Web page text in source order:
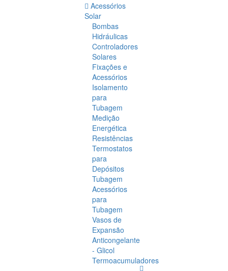
Acessórios
Solar
Bombas
Hidráulicas
Controladores
Solares
Fixações e
Acessórios
Isolamento
para
Tubagem
Medição
Energética
Resistências
Termostatos
para
Depósitos
Tubagem
Acessórios
para
Tubagem
Vasos de
Expansão
Anticongelante
- Glicol
Termoacumuladores